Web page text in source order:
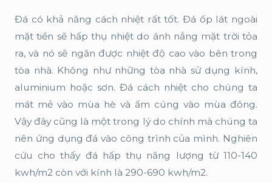
Đá có khả năng cách nhiệt rất tốt. Đá ốp lát ngoài
mặt tiền sẽ hấp thụ nhiệt do ánh nắng mặt trời tỏa
ra, và nó sẽ ngăn được nhiệt độ cao vào bên trong
tòa nhà. Không như những tòa nhà sử dụng kính,
aluminium hoặc sơn. Đá cách nhiệt cho chúng ta
mát mẻ vào mùa hè và ấm cúng vào mùa đông.
Vậy đây cũng là một trong lý do chính mà chúng ta
nên ứng dụng đá vào công trình của mình. Nghiên
cứu cho thấy đá hấp thụ năng lượng từ 110-140
kwh/m2 còn với kính là 290-690 kwh/m2.